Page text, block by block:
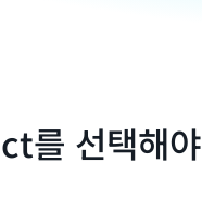
를 선택해야